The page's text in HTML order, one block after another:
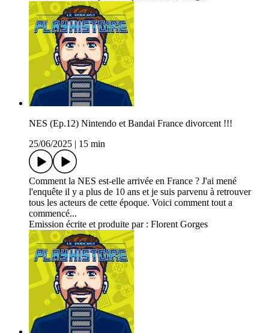
NES (Ep.12) Nintendo et Bandai France divorcent !!!
25/06/2025
15 min
Comment la NES est-elle arrivée en France ? J'ai mené
l'enquête il y a plus de 10 ans et je suis parvenu à retrouver
tous les acteurs de cette époque. Voici comment tout a
commencé...
Emission écrite et produite par : Florent Gorges